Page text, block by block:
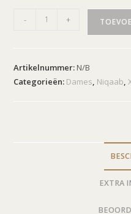
- +
Artikelnummer: N/B
Categorieën: Dames, Niqaab,
EXTRA